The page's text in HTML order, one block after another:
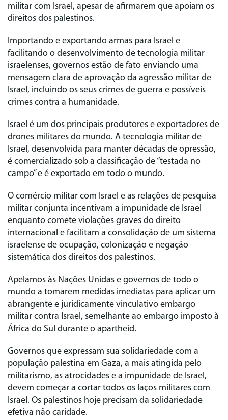
militar com Israel, apesar de afirmarem que apoiam os
direitos dos palestinos.
Importando e exportando armas para Israel e
facilitando o desenvolvimento de tecnologia militar
israelenses, governos estão de fato enviando uma
mensagem clara de aprovação da agressão militar de
Israel, incluindo os seus crimes de guerra e possíveis
crimes contra a humanidade.
Israel é um dos principais produtores e exportadores de
drones militares do mundo. A tecnologia militar de
Israel, desenvolvida para manter décadas de opressão,
é comercializado sob a classificação de “testada no
campo” e é exportado em todo o mundo.
O comércio militar com Israel e as relações de pesquisa
militar conjunta incentivam a impunidade de Israel
enquanto comete violações graves do direito
internacional e facilitam a consolidação de um sistema
israelense de ocupação, colonização e negação
sistemática dos direitos dos palestinos.
Apelamos às Nações Unidas e governos de todo o
mundo a tomarem medidas imediatas para aplicar um
abrangente e juridicamente vinculativo embargo
militar contra Israel, semelhante ao embargo imposto à
África do Sul durante o apartheid.
Governos que expressam sua solidariedade com a
população palestina em Gaza, a mais atingida pelo
militarismo, as atrocidades e a impunidade de Israel,
devem começar a cortar todos os laços militares com
Israel. Os palestinos hoje precisam da solidariedade
efetiva não caridade.